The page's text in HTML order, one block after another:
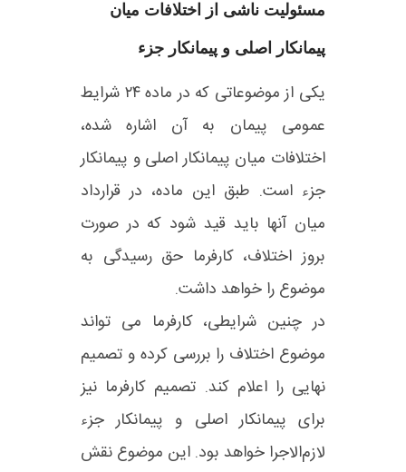
مسئولیت ناشی از اختلافات میان
پیمانکار اصلی و پیمانکار جزء
یکی از موضوعاتی که در ماده ۲۴ شرایط
عمومی پیمان به آن اشاره شده،
اختلافات میان پیمانکار اصلی و پیمانکار
جزء است. طبق این ماده، در قرارداد
میان آنها باید قید شود که در صورت
بروز اختلاف، کارفرما حق رسیدگی به
موضوع را خواهد داشت.
در چنین شرایطی، کارفرما می‌ تواند
موضوع اختلاف را بررسی کرده و تصمیم
نهایی را اعلام کند. تصمیم کارفرما نیز
برای پیمانکار اصلی و پیمانکار جزء
لازم‌الاجرا خواهد بود. این موضوع نقش